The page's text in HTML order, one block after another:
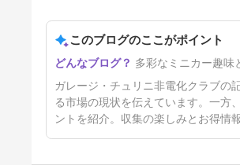
家のまるちゃん 2023年1月
3年前
このブログのここがポイント
多彩なミニカー趣味
ガレージ・チュリニ非電化クラブの
る市場の現状を伝えています。一方
ントを紹介。収集の楽しみとお得情